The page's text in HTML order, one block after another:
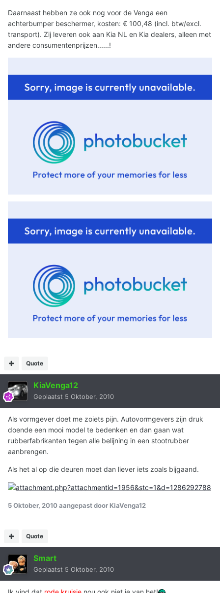
Daarnaast hebben ze ook nog voor de Venga een
achterbumper beschermer, kosten: € 100,48 (incl. btw/excl.
transport). Zij leveren ook aan Kia NL en Kia dealers, alleen met
andere consumentenprijzen......!
Quote
KiaVenga12
Geplaatst 5 Oktober, 2010
Als vormgever doet me zoiets pijn. Autovormgevers zijn druk
doende een mooi model te bedenken en dan gaan wat
rubberfabrikanten tegen alle belijning in een stootrubber
aanbrengen.
Als het al op die deuren moet dan liever iets zoals bijgaand.
5 Oktober, 2010aangepast door KiaVenga12
Quote
Smart
Geplaatst 5 Oktober, 2010